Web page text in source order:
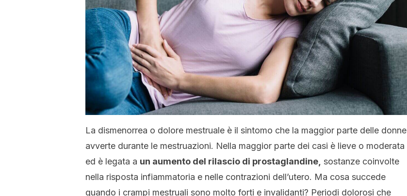
La dismenorrea o dolore mestruale è il sintomo che la maggior parte delle donne
avverte durante le mestruazioni. Nella maggior parte dei casi è lieve o moderata
ed è legata a un aumento del rilascio di prostaglandine, sostanze coinvolte
nella risposta infiammatoria e nelle contrazioni dell’utero. Ma cosa succede
quando i crampi mestruali sono molto forti e invalidanti? Periodi dolorosi che